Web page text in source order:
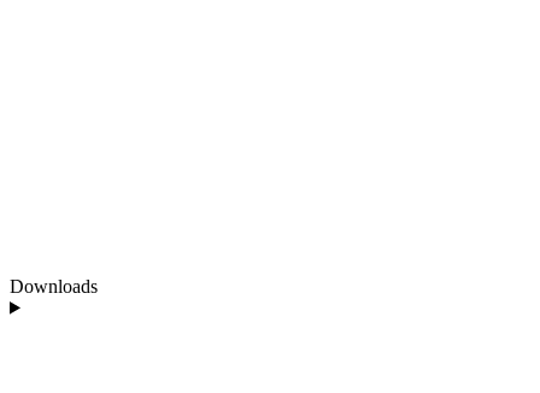
Downloads